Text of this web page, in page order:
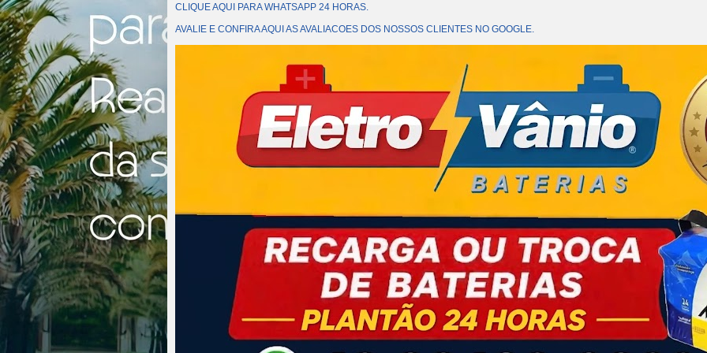
CLIQUE AQUI PARA WHATSAPP 24 HORAS.
AVALIE E CONFIRA AQUI AS AVALIACOES DOS NOSSOS CLIENTES NO GOOGLE.